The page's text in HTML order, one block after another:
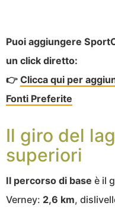
Puoi aggiungere
un click diretto:
👉 Clicca qui per
Fonti Preferite
Il giro del
superiori
Il percorso di base è il
Verney: 2,6 km,